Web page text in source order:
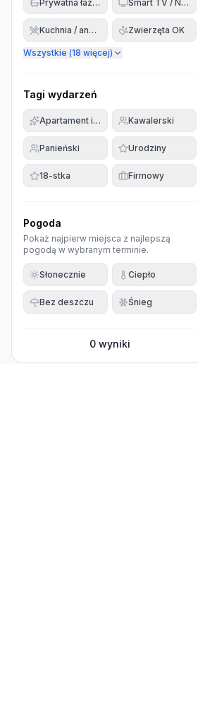
Prywatna łazienka Smart TV / Netflix
Kuchnia / aneks Zwierzęta OK
Wszystkie (18 więcej)
Tagi wydarzeń
Apartament imprezowyKawalerski
Panieński Urodziny
18-stka Firmowy
Pogoda
Pokaż najpierw miejsca z najlepszą
pogodą w wybranym terminie.
Słonecznie Ciepło
Bez deszczu Śnieg
0 wyniki